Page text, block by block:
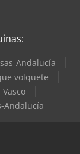
Andalucía
volquete
Andalucía